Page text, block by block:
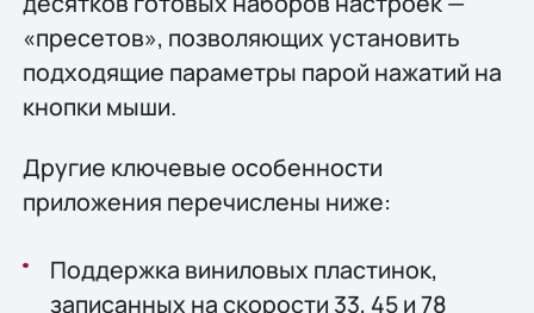
«пресетов», позволяющих установить
подходящие параметры парой нажатий на
кнопки мыши.
Другие ключевые особенности
приложения перечислены ниже:
Поддержка виниловых пластинок,
записанных на скорости 33, 45 и 78